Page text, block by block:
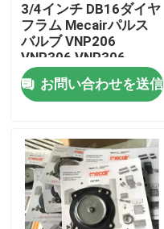
家へ
製品
ビデオ
3/4インチ DB16ダイヤ
フラム Mecairパルス
バルブ VNP206
VNP306 VNP306
VEM306用
お問い合わせを送信